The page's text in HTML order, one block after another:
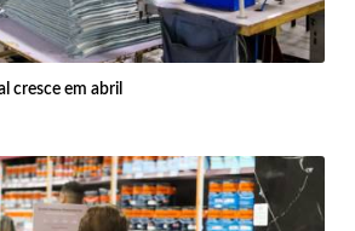
cresce em abril